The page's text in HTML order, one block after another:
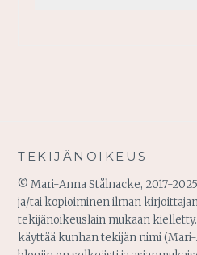
TEKIJÄNOIKEUS
© Mari-Anna Stålnacke, 2017-
ja/tai kopioiminen ilman
tekijänoikeuslain mukaan
käyttää kunhan tekijän nimi